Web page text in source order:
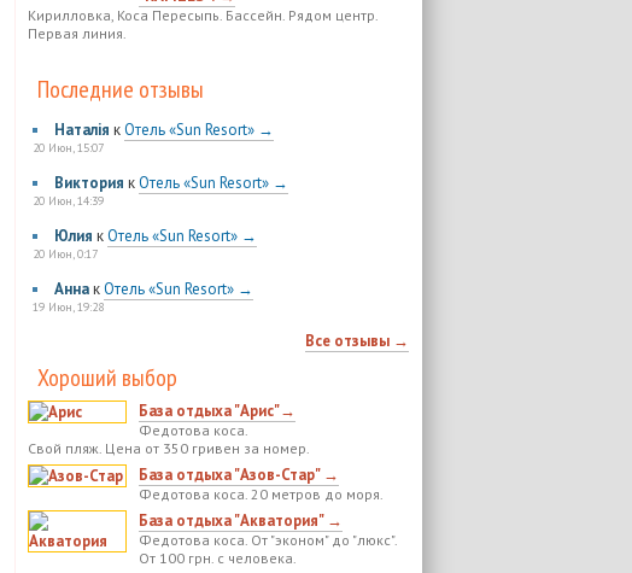
Кирилловка, Коса Пересыпь. Бассейн. Рядом центр.
Первая линия.
Последние отзывы
Наталія кОтель «Sun Resort» →
20 Июн, 15:07
Виктория кОтель «Sun Resort» →
20 Июн, 14:39
Юлия кОтель «Sun Resort» →
20 Июн, 0:17
АннакОтель «Sun Resort» →
19 Июн, 19:28
Все отзывы →
Хороший выбор
База отдыха "Арис"→
Федотова коса.
Свой пляж. Цена от 350 гривен за номер.
База отдыха "Азов-Стар" →
Федотова коса. 20 метров до моря.
База отдыха "Акватория" →
Федотова коса. От "эконом" до "люкс".
От 100 грн. с человека.